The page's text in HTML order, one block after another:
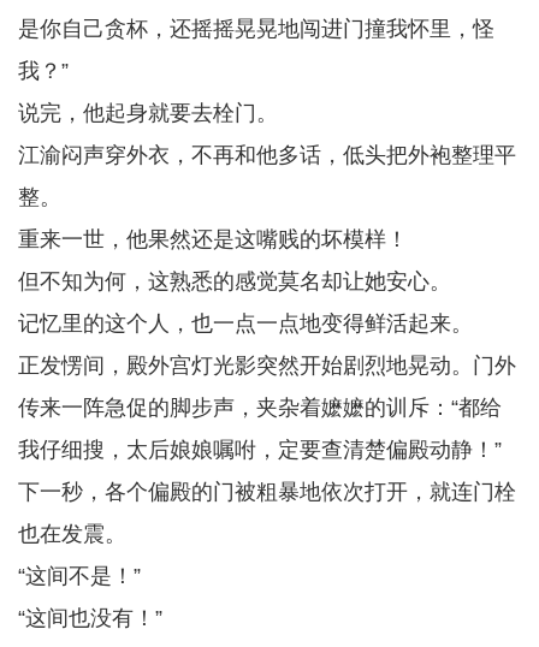
是你自己贪杯，还摇摇晃晃地闯进门撞我怀里，怪
我？”
说完，他起身就要去栓门。
江渝闷声穿外衣，不再和他多话，低头把外袍整理平
整。
重来一世，他果然还是这嘴贱的坏模样！
但不知为何，这熟悉的感觉莫名却让她安心。
记忆里的这个人，也一点一点地变得鲜活起来。
正发愣间，殿外宫灯光影突然开始剧烈地晃动。门外
传来一阵急促的脚步声，夹杂着嬷嬷的训斥：“都给
我仔细搜，太后娘娘嘱咐，定要查清楚偏殿动静！”
下一秒，各个偏殿的门被粗暴地依次打开，就连门栓
也在发震。
“这间不是！”
“这间也没有！”